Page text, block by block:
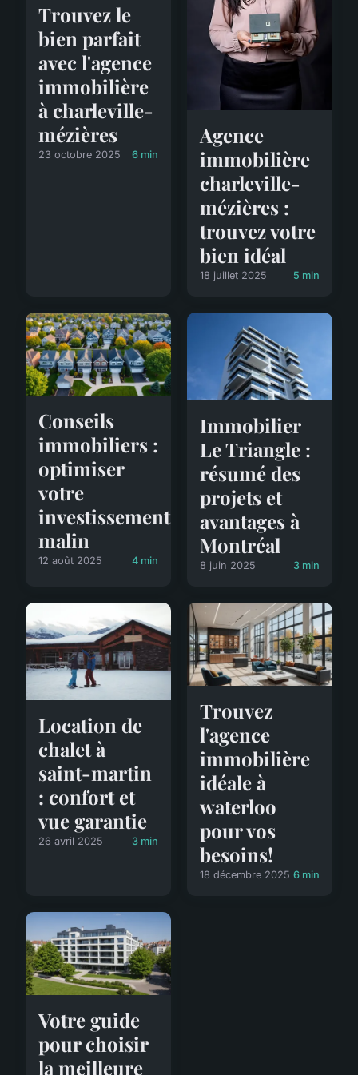
Trouvez le
bien parfait
avec l'agence
immobilière
à charleville-
mézières
23 octobre 2025 6 min
Agence
immobilière
charleville-
mézières :
trouvez votre
bien idéal
18 juillet 2025 5 min
Conseils
immobiliers :
optimiser
votre
investissement
malin
12 août 2025 4 min
Immobilier
Le Triangle :
résumé des
projets et
avantages à
Montréal
8 juin 2025 3 min
Location de
chalet à
saint-martin
: confort et
vue garantie
26 avril 2025 3 min
Trouvez
l'agence
immobilière
idéale à
waterloo
pour vos
besoins!
18 décembre 2025 6 min
Votre guide
pour choisir
la meilleure